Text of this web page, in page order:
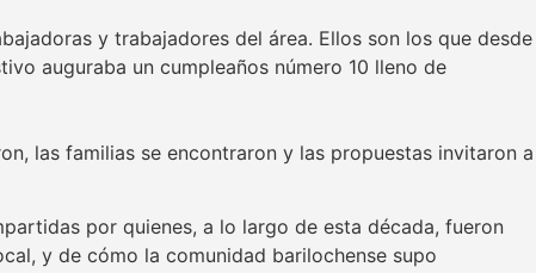
y trabajadores del área. Ellos son los que desde
auguraba un cumpleaños número 10 lleno de
las familias se encontraron y las propuestas invitaron a
por quienes, a lo largo de esta década, fueron
y de cómo la comunidad barilochense supo